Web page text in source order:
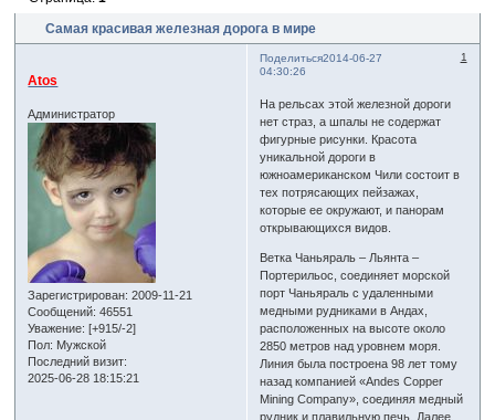
Самая красивая железная дорога в мире
Поделиться 1
2014-06-27
04:30:26
Atos
Администратор
Зарегистрирован: 2009-11-21
Сообщений: 46551
Уважение: [+915/-2]
Пол: Мужской
Последний визит:
2025-06-28 18:15:21
На рельсах этой железной дороги
нет страз, а шпалы не содержат
фигурные рисунки. Красота
уникальной дороги в
южноамериканском Чили состоит в
тех потрясающих пейзажах,
которые ее окружают, и панорам
открывающихся видов.
Ветка Чаньяраль – Льянта –
Портерильос, соединяет морской
порт Чаньяраль с удаленными
медными рудниками в Андах,
расположенных на высоте около
2850 метров над уровнем моря.
Линия была построена 98 лет тому
назад компанией «Andes Copper
Mining Company», соединяя медный
рудник и плавильную печь. Далее,